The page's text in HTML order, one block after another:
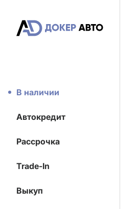
В наличии
Автокредит
Рассрочка
Trade-In
Выкуп